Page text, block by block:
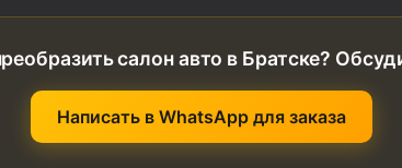
салон авто в Братске?
Написать в WhatsApp для заказа